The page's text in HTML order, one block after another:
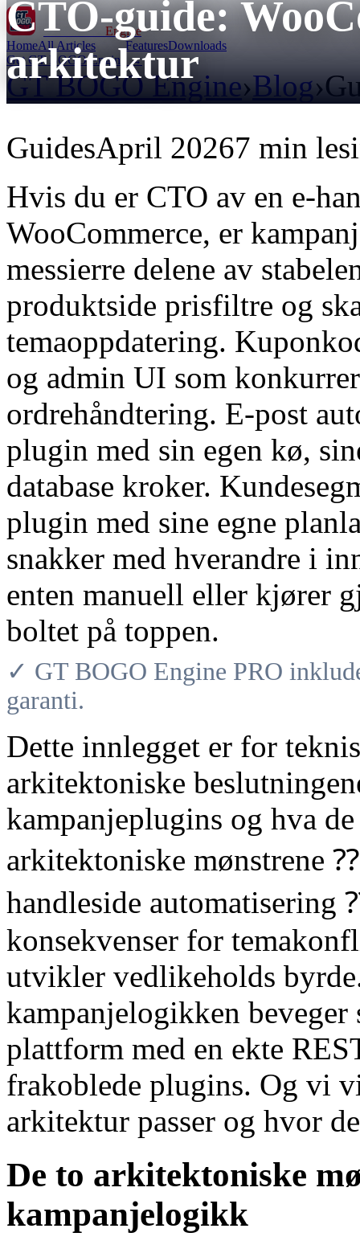
GT BOGO Engine
HomeAll Articles FeaturesDownloads
Get GT BOGO Engine →
GT BOGO Engine›Blog›
CTO-guide:
arkitektur
GuidesApril 20267 min
Hvis du er CTO av en e-
WooCommerce, er
messierre delene av
produktside prisfiltre og
temaoppdatering.
og admin UI som
ordrehåndtering. E-post
plugin med sin egen kø,
database kroker.
plugin med sine egne
snakker med hverandre i
enten manuell eller kjører
boltet på toppen.
✓ GT BOGO Engine PRO
garanti.
Dette innlegget er for
arkitektoniske
kampanjeplugins og hva
arkitektoniske mønstrene
handleside
konsekvenser for
utvikler vedlikeholds
kampanjelogikken
plattform med en ekte
frakoblede plugins. Og vi
arkitektur passer og hvor
De to arkitektoniske
kampanjelogikk